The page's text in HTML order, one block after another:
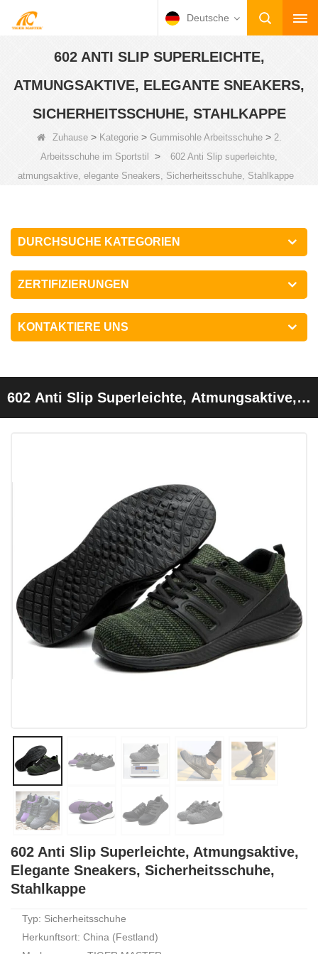
Deutsche
602 ANTI SLIP SUPERLEICHTE,
ATMUNGSAKTIVE, ELEGANTE SNEAKERS,
SICHERHEITSSCHUHE, STAHLKAPPE
Zuhause> Kategorie> Gummisohle Arbeitsschuhe> 2.
Arbeitsschuhe im Sportstil
>
602 Anti Slip superleichte,
atmungsaktive, elegante Sneakers, Sicherheitsschuhe, Stahlkappe
DURCHSUCHE KATEGORIEN
ZERTIFIZIERUNGEN
KONTAKTIERE UNS
602 Anti Slip Superleichte, Atmungsaktive,
602 Anti Slip Superleichte, Atmungsaktive,
Elegante Sneakers, Sicherheitsschuhe,
Stahlkappe
Typ: Sicherheitsschuhe
Herkunftsort: China (Festland)